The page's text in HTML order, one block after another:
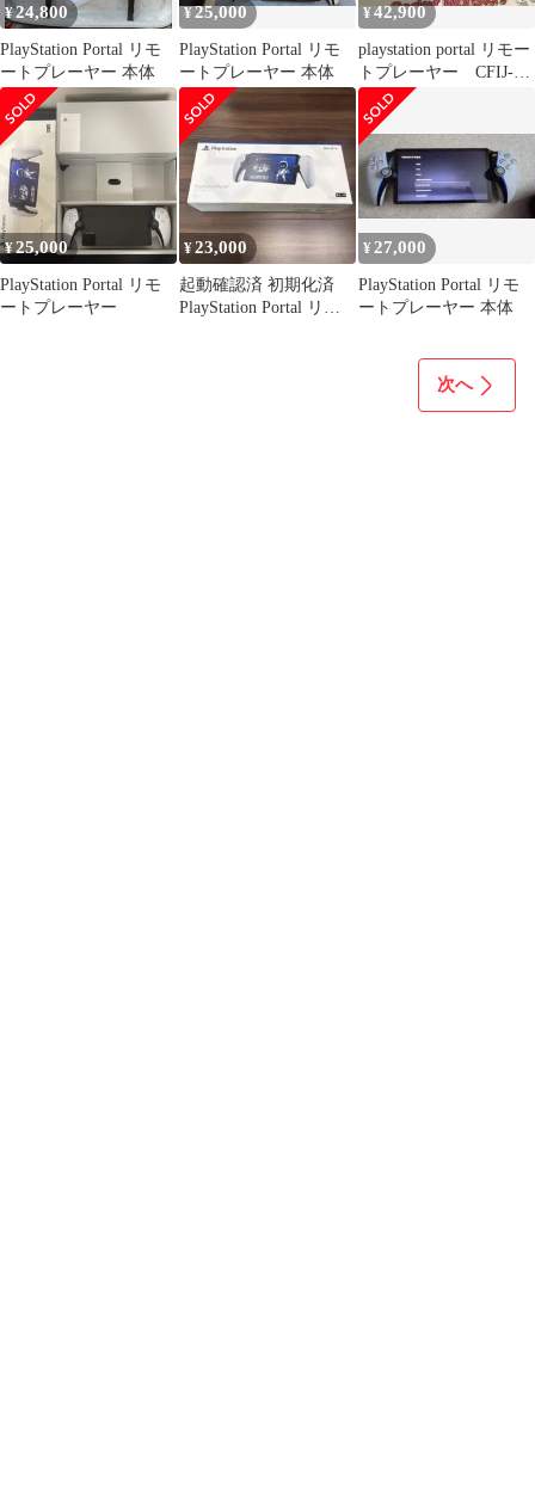
¥24,800
PlayStation Portal リモ
ートプレーヤー 本体
¥25,000
PlayStation Portal リモ
ートプレーヤー 本体
¥42,900
playstation portal リモー
トプレーヤー CFIJ-
18000
¥25,000
PlayStation Portal リモ
ートプレーヤー
¥23,000
起動確認済 初期化済
PlayStation Portal リモ
¥ 27,000
PlayStation Portal リモ
ートプレーヤー 本体
次へ